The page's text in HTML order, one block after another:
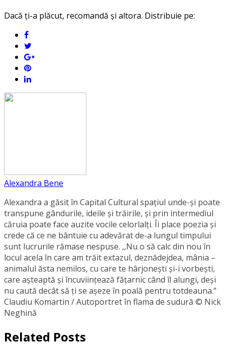
Dacă ți-a plăcut, recomandă și altora. Distribuie pe:
Alexandra Bene
Alexandra a găsit în Capital Cultural spațiul unde-și poate
transpune gândurile, ideile și trăirile, și prin intermediul
căruia poate face auzite vocile celorlalți. Îi place poezia și
crede că ce ne bântuie cu adevărat de-a lungul timpului
sunt lucrurile rămase nespuse. ,,Nu o să calc din nou în
locul acela în care am trăit extazul, deznădejdea, mânia –
animalul ăsta nemilos, cu care te hârjonești și-i vorbești,
care așteaptă și încuviințează fățarnic când îl alungi, deși
nu caută decât să ți se așeze în poală pentru totdeauna.”
Claudiu Komartin / Autoportret în flama de sudură © Nick
Neghină
Related Posts